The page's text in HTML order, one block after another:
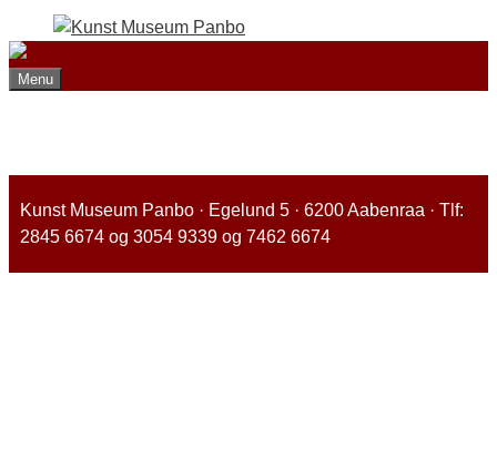
til
indhold
Menu
Kunst Museum Panbo · Egelund 5 · 6200 Aabenraa · Tlf:
2845 6674 og 3054 9339 og 7462 6674